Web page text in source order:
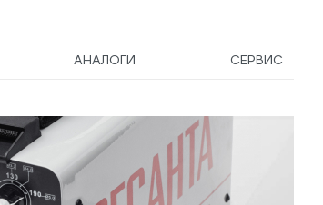
АНАЛОГИ СЕРВИС